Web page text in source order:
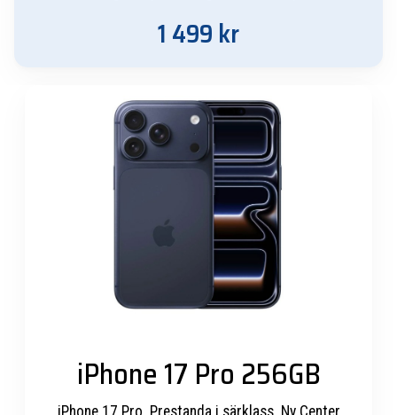
1 499 kr
iPhone 17 Pro 256GB
iPhone 17 Pro. Prestanda i särklass. Ny Center